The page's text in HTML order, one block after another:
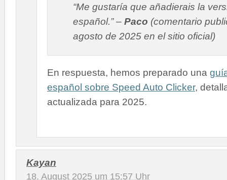
“Me gustaría que añadierais la
español.” – Paco (comentario
agosto de 2025 en el sitio oficial)
En respuesta, hemos preparado una
español sobre Speed Auto Clicker,
actualizada para 2025.
Kayan
18. August 2025 um 15:57 Uhr